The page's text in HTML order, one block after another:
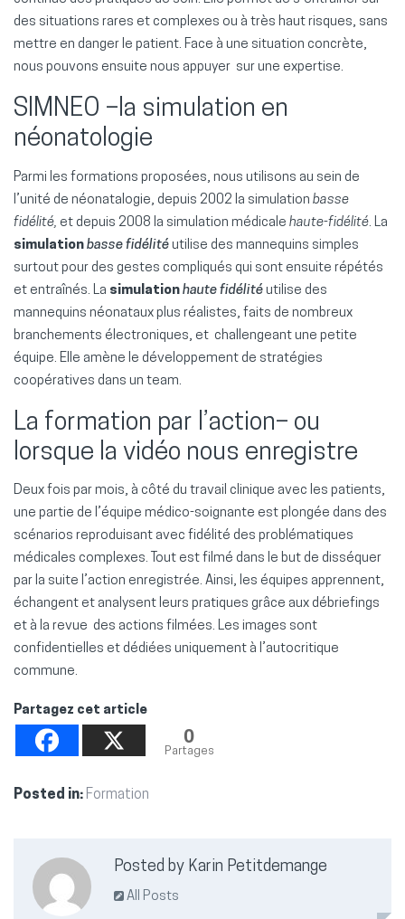
des situations rares et complexes ou à très haut risques, sans
mettre en danger le patient. Face à une situation concrète,
nous pouvons ensuite nous appuyer sur une expertise.
SIMNEO –la simulation en
néonatologie
Parmi les formations proposées, nous utilisons au sein de
l’unité de néonatalogie, depuis 2002 la simulation basse
fidélité, et depuis 2008 la simulation médicale haute-fidélité. La
simulation basse fidélité utilise des mannequins simples
surtout pour des gestes compliqués qui sont ensuite répétés
et entraînés. La simulation haute fidélité utilise des
mannequins néonataux plus réalistes, faits de nombreux
branchements électroniques, et challengeant une petite
équipe. Elle amène le développement de stratégies
coopératives dans un team.
La formation par l’action– ou
lorsque la vidéo nous enregistre
Deux fois par mois, à côté du travail clinique avec les patients,
une partie de l’équipe médico-soignante est plongée dans des
scénarios reproduisant avec fidélité des problématiques
médicales complexes. Tout est filmé dans le but de disséquer
par la suite l’action enregistrée. Ainsi, les équipes apprennent,
échangent et analysent leurs pratiques grâce aux débriefings
et à la revue des actions filmées. Les images sont
confidentielles et dédiées uniquement à l’autocritique
commune.
Partagez cet article
0
Partages
Posted in: Formation
Posted by Karin Petitdemange
All Posts